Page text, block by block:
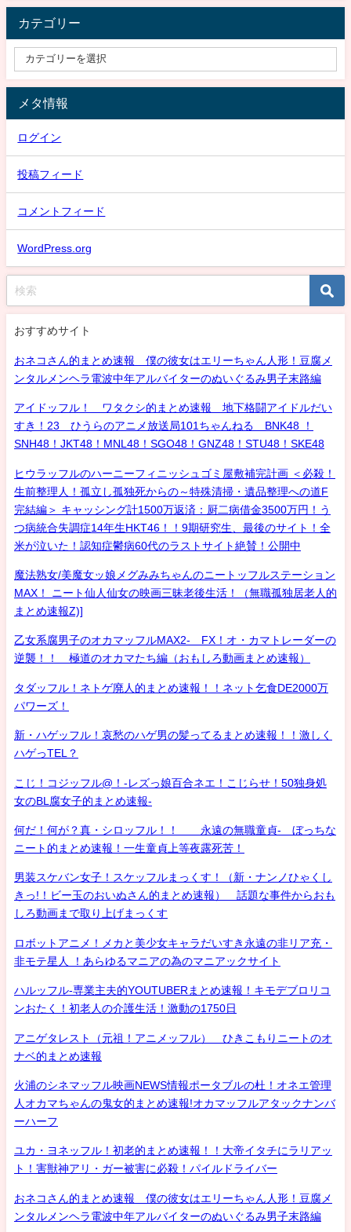
カテゴリー
メタ情報
ログイン
投稿フィード
コメントフィード
WordPress.org
おすすめサイト
おネコさん的まとめ速報 僕の彼女はエリーちゃん人形！豆腐メ
ンタルメンヘラ電波中年アルバイターのぬいぐるみ男子末路編
アイドッフル！ ワタクシ的まとめ速報 地下格闘アイドルだい
すき！23 ひうらのアニメ放送局101ちゃんねる BNK48 ！
SNH48！JKT48！MNL48！SGO48！GNZ48！STU48！SKE48
ヒウラッフルのハーニーフィニッシュゴミ屋敷補完計画 ＜必殺！
生前整理人！孤立し孤独死からの～特殊清掃・遺品整理への道F
完結編＞ キャッシング計1500万返済：厨二病借金3500万円！う
つ病統合失調症14年生HKT46！！9期研究生、最後のサイト！全
米が泣いた！認知症鬱病60代のラストサイト絶賛！公開中
魔法熟女/美魔女ッ娘メグみみちゃんのニートッフルステーション
MAX！ ニート仙人仙女の映画三昧老後生活！（無職孤独居老人的
まとめ速報Z)]
乙女系腐男子のオカマッフルMAX2- FX！オ・カマトレーダーの
逆襲！！ 極道のオカマたち編（おもしろ動画まとめ速報）
タダッフル！ネトゲ廃人的まとめ速報！！ネット乞食DE2000万
パワーズ！
新・ハゲッフル！哀愁のハゲ男の髪ってるまとめ速報！！激しく
ハゲっTEL？
こじ！コジッフル@！-レズっ娘百合ネエ！こじらせ！50独身処
女のBL腐女子的まとめ速報-
何だ！何が？真・シロッフル！！ 永遠の無職童貞- ぼっちな
ニート的まとめ速報！一生童貞上等夜露死苦！
男装スケバン女子！スケッフルまっくす！（新・ナンノひゃくし
きっ!！ビー玉のおいぬさん的まとめ速報） 話題な事件からおも
しろ動画まで取り上げまっくす
ロボットアニメ！メカと美少女キャラだいすき永遠の非リア充・
非モテ星人 ！あらゆるマニアの為のマニアックサイト
ハルッフル-専業主夫的YOUTUBERまとめ速報！キモデブロリコ
ンおたく！初老人の介護生活！激動の1750日
アニゲタレスト（元祖！アニメッフル） ひきこもりニートのオ
ナベ的まとめ速報
火浦のシネマッフル映画NEWS情報ポータブルの杜！オネエ管理
人オカマちゃんの鬼女的まとめ速報!オカマッフルアタックナンバ
ーハーフ
ユカ・ヨネッフル！初老的まとめ速報！！大帝イタチにラリアッ
ト！害獣神アリ・ガー被害に必殺！パイルドライバー
おネコさん的まとめ速報 僕の彼女はエリーちゃん人形！豆腐メ
ンタルメンヘラ電波中年アルバイターのぬいぐるみ男子末路編